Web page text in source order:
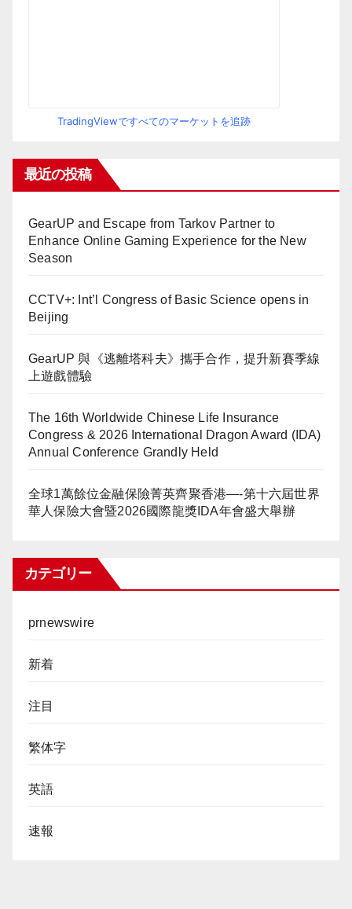
TradingViewですべてのマーケットを追跡
最近の投稿
GearUP and Escape from Tarkov Partner to
Enhance Online Gaming Experience for the New
Season
CCTV+: Int’l Congress of Basic Science opens in
Beijing
GearUP 與《逃離塔科夫》攜手合作，提升新賽季線
上遊戲體驗
The 16th Worldwide Chinese Life Insurance
Congress & 2026 International Dragon Award (IDA)
Annual Conference Grandly Held
全球1萬餘位金融保險菁英齊聚香港—-第十六屆世界
華人保險大會暨2026國際龍獎IDA年會盛大舉辦
カテゴリー
prnewswire
新着
注目
繁体字
英語
速報